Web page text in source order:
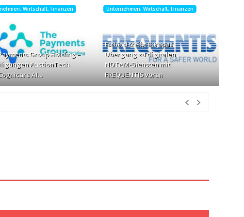
Wirtschaft, Finanzen
Group Holding –
AuctionTech
AI…
Unternehmen, Wirtschaft, Finanzen
Estland treibt Europas
Übergang zu digitalen
NOTAM-Diensten mit
FREQUENTIS voran